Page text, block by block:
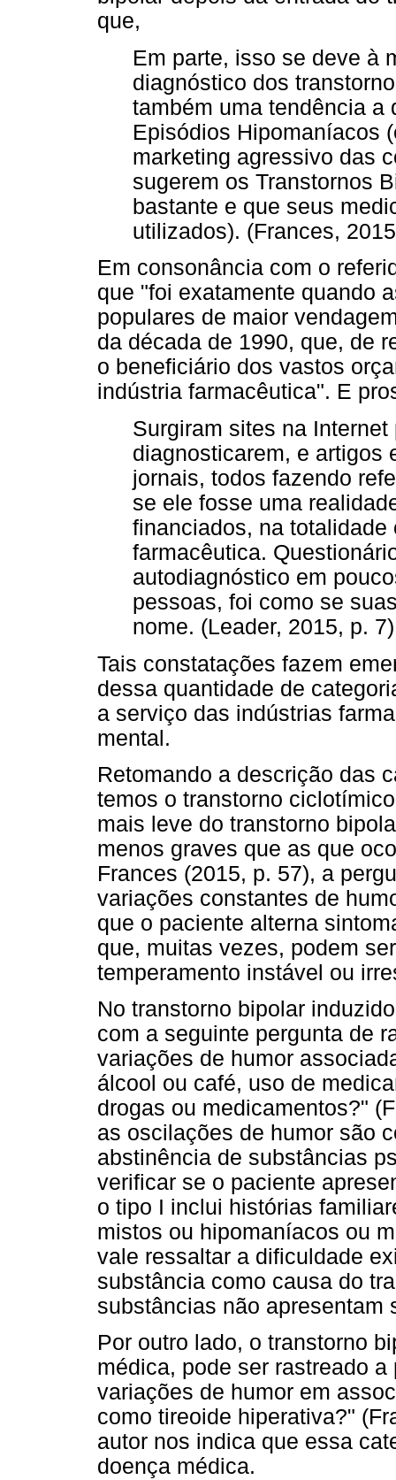
que,
Em parte, isso se deve à
diagnóstico dos
também uma tendência a
Episódios Hipomaníacos
marketing agressivo das
sugerem os Transtornos
bastante e que seus
utilizados). (Frances,
Em consonância com o
que "foi exatamente quando
populares de maior
da década de 1990, que, de
o beneficiário dos vastos
indústria farmacêutica". E
Surgiram sites na
diagnosticarem, e artigos
jornais, todos fazendo
se ele fosse uma
financiados, na
farmacêutica.
autodiagnóstico em
pessoas, foi como se
nome. (Leader, 2015, p. 7)
Tais constatações fazem
dessa quantidade de
a serviço das indústrias
mental.
Retomando a descrição das
temos o transtorno
mais leve do transtorno
menos graves que as que
Frances (2015, p. 57), a
variações constantes de
que o paciente alterna
que, muitas vezes, podem
temperamento instável ou
No transtorno bipolar
com a seguinte pergunta de
variações de humor
álcool ou café, uso de
drogas ou medicamentos?"
as oscilações de humor são
abstinência de substâncias
verificar se o paciente
o tipo I inclui histórias
mistos ou hipomaníacos ou
vale ressaltar a dificuldade
substância como causa do
substâncias não apresentam
Por outro lado, o transtorno
médica, pode ser rastreado
variações de humor em
como tireoide hiperativa?"
autor nos indica que essa
doença médica.